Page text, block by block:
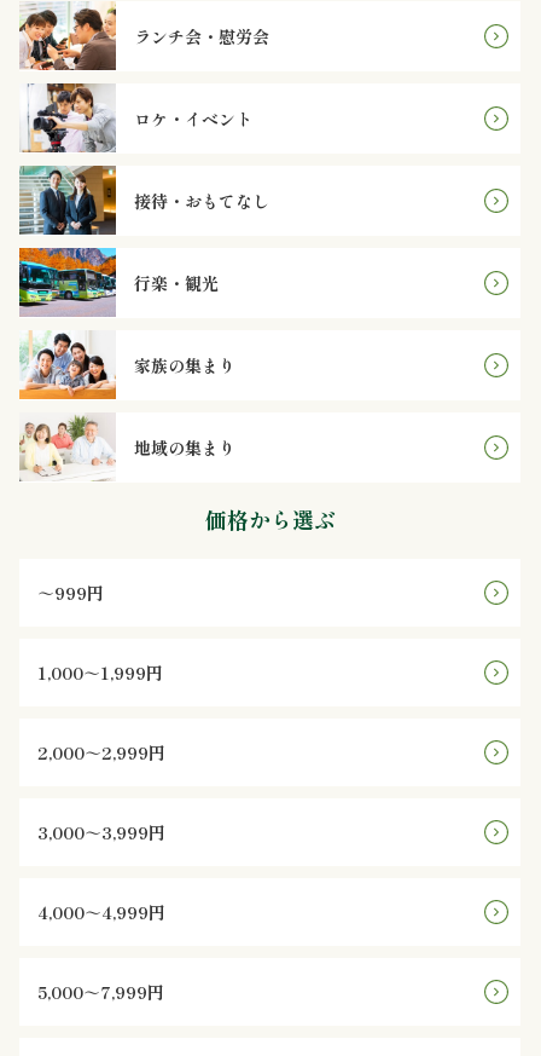
オ
プ
シ
ョ
ン
近
江
牛・
肉
メ
ン
鮮
ン
ランチ会・慰労会
ロケ・イベント
接待・おもてなし
行楽・観光
家族の集まり
地域の集まり
価格から選ぶ
～999円
1,000～1,999円
2,000～2,999円
3,000～3,999円
4,000～4,999円
5,000～7,999円